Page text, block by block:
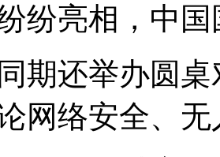
纷亮相，中
期还举办圆
网络安全、